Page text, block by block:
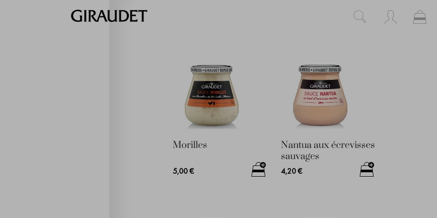
Rechercher
Morilles
5,00 €
Nantua aux écrevisses
sauvages
4,20 €